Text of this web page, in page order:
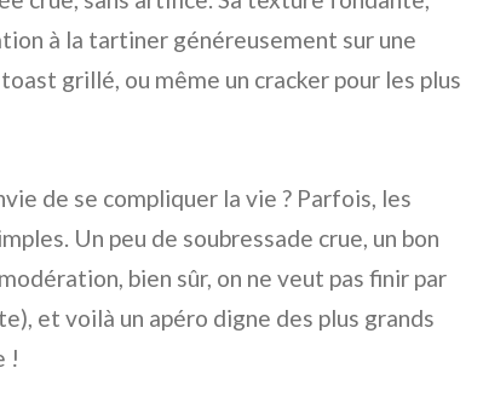
à la tartiner généreusement sur une
grillé, ou même un cracker pour les plus
de se compliquer la vie ? Parfois, les
Un peu de soubressade crue, un bon
bien sûr, on ne veut pas finir par
et voilà un apéro digne des plus grands
!